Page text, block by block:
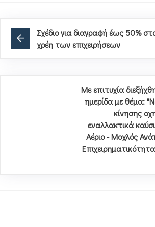
Σχέδιο για διαγραφή έως 50%
χρέη των επιχειρήσεων
Με επιτυχία
ημερίδα με θέμα:
κίνησης
εναλλακτικά
Αέριο - Μοχλός